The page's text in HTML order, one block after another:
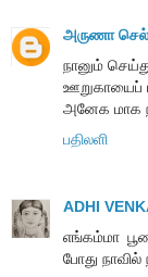
அருணா
நானும்
ஊறுகாயைப்
அனேக மாக
பதிலளி
ADHI
எங்கம்மா
போது நாவில்